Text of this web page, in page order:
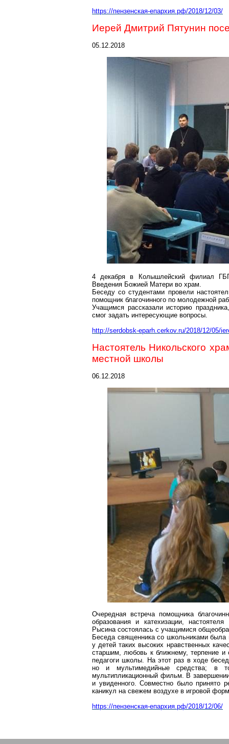
https://пензенская-епархия.рф/2018/12/03/
Иерей Дмитрий Пятунин
05.12.2018
4 декабря в Колышлейскийфилиал
Введения Божией Матери во храм.
Беседу со студентами провели
помощник благочинного по молодежной
Учащимся рассказали историю
смог задать интересующие вопросы.
http://serdobsk-eparh.cerkov.ru/2018/12/05/
Настоятель Никольского
местной школы
06.12.2018
Очередная встреча помощника
образования и катехизации,
Рысина состоялась с учащимися
Беседа священника со школьниками
у детей таких высоких нравственных
старшим, любовь кближнему, терпение и
педагоги школы. На этот раз в ходе
но и мультимедийныесредства; в
мультипликационный фильм. В
и увиденного. Совместно было принято
каникул на свежем воздухе в игровой
https://пензенская-епархия.рф/2018/12/06/